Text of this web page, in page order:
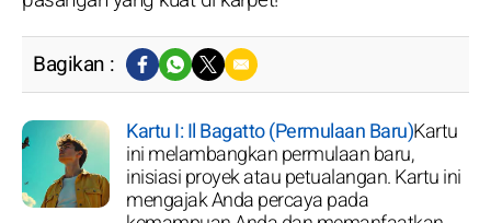
Bagikan :
Kartu I: Il Bagatto (Permulaan Baru)Kartu
ini melambangkan permulaan baru,
inisiasi proyek atau petualangan. Kartu ini
mengajak Anda percaya pada